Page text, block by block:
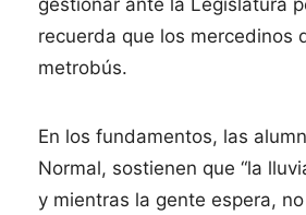
gestionar ante la Legislatura
recuerda que los mercedinos
metrobús.
En los fundamentos, las
Normal, sostienen que “la
y mientras la gente espera,